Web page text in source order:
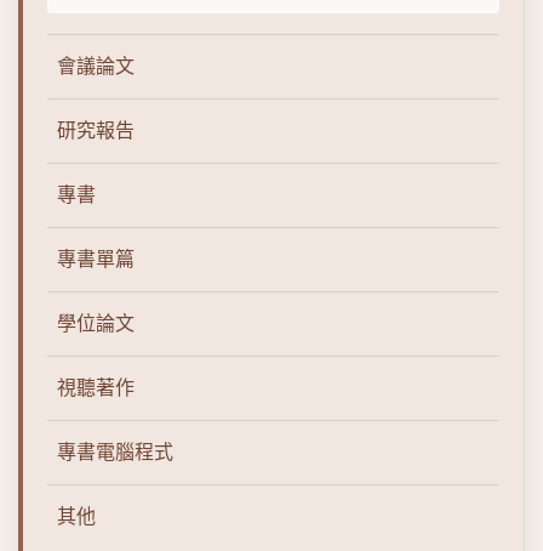
會議論文
研究報告
專書
專書單篇
學位論文
視聽著作
專書電腦程式
其他